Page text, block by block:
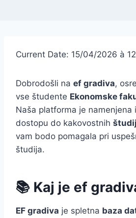
Current Date: 15/04/2026 à
Dobrodošli na ef gradiva,
vse študente Ekonomske
Naša platforma je namenjena
dostopu do kakovostnih
vam bodo pomagala pri
študija.
📚 Kaj je ef
EF gradiva je spletna baza